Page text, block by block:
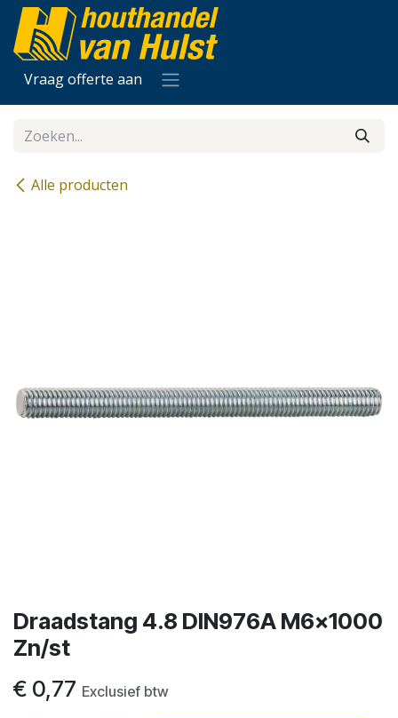
Overslaan naar inhoud
Vraag offerte aan
Alle producten
Draadstang 4.8 DIN976A M6x1000
Zn/st
€ 0,77 Exclusief btw